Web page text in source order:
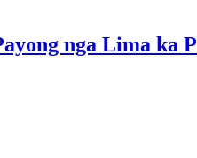
nga Lima ka